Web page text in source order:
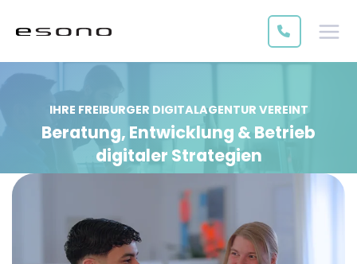
IHRE FREIBURGER DIGITALAGENTUR VEREINT
Beratung, Entwicklung & Betrieb
digitaler Strategien